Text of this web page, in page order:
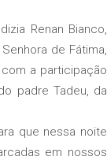
Renan Bianco,
de Fátima,
a participação
padre Tadeu, da
que nessa noite
em nossos